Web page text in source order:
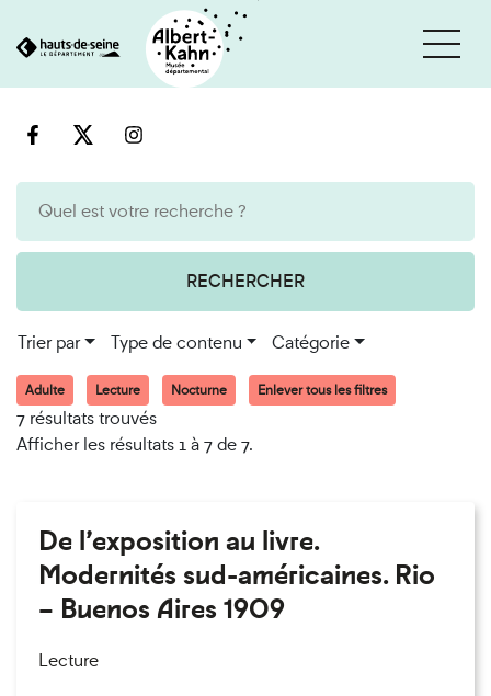
au
RECHERCHER
Trier par Type de contenu Catégorie
Adulte Lecture Nocturne Enlever tous les filtres
7 résultats trouvés
Afficher les résultats 1 à 7 de 7.
De l’exposition au livre.
Modernités sud-américaines. Rio
– Buenos Aires 1909
Lecture
Cookies et traceurs utilisés sur ce site